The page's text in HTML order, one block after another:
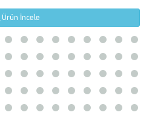
Ürün İncele